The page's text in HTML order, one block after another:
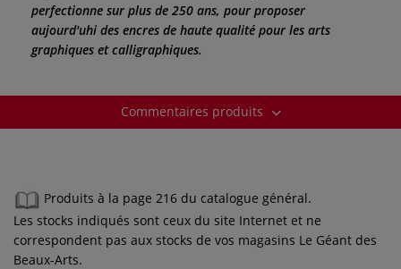
perfectionne sur plus de 250 ans, pour proposer
aujourd'uhi des encres de haute qualité pour les arts
graphiques et calligraphiques.
Commentaires produits
Produits à la page 216 du catalogue général.
Les stocks indiqués sont ceux du site Internet et ne
correspondent pas aux stocks de vos magasins Le Géant des
Beaux-Arts.